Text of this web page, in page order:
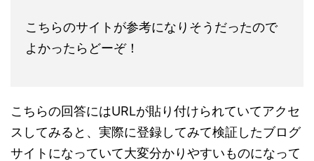
こちらのサイトが参考になりそうだったので
よかったらどーぞ！
こちらの回答にはURLが貼り付けられていてアクセ
スしてみると、実際に登録してみて検証したブログ
サイトになっていて大変分かりやすいものになって